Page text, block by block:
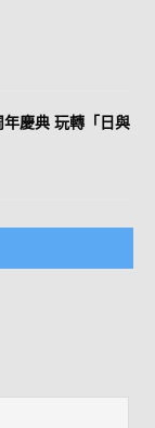
年慶典 玩轉「日與